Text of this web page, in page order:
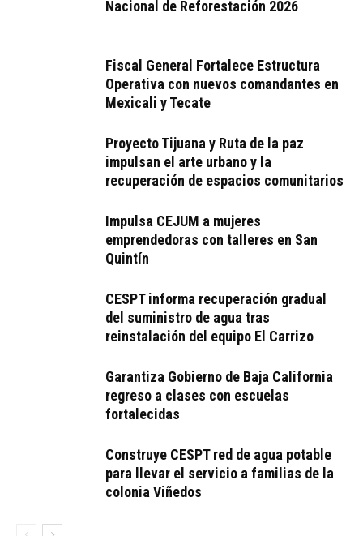
Nacional de Reforestación 2026
Fiscal General Fortalece Estructura
Operativa con nuevos comandantes en
Mexicali y Tecate
Proyecto Tijuana y Ruta de la paz
impulsan el arte urbano y la
recuperación de espacios comunitarios
Impulsa CEJUM a mujeres
emprendedoras con talleres en San
Quintín
CESPT informa recuperación gradual
del suministro de agua tras
reinstalación del equipo El Carrizo
Garantiza Gobierno de Baja California
regreso a clases con escuelas
fortalecidas
Construye CESPT red de agua potable
para llevar el servicio a familias de la
colonia Viñedos